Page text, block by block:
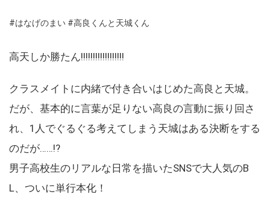
#はなげのまい #高良くんと天城くん
高天しか勝たん!!!!!!!!!!!!!!!!!!
クラスメイトに内緒で付き合いはじめた高良と天城。
だが、基本的に言葉が足りない高良の言動に振り回さ
れ、1人でぐるぐる考えてしまう天城はある決断をする
のだが……!?
男子高校生のリアルな日常を描いたSNSで大人気のB
L、ついに単行本化！